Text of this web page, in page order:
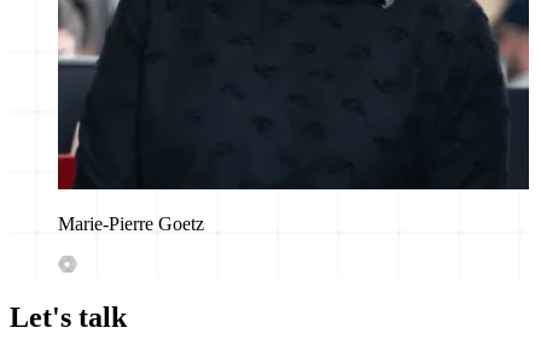
Marie-Pierre Goetz
Let's talk